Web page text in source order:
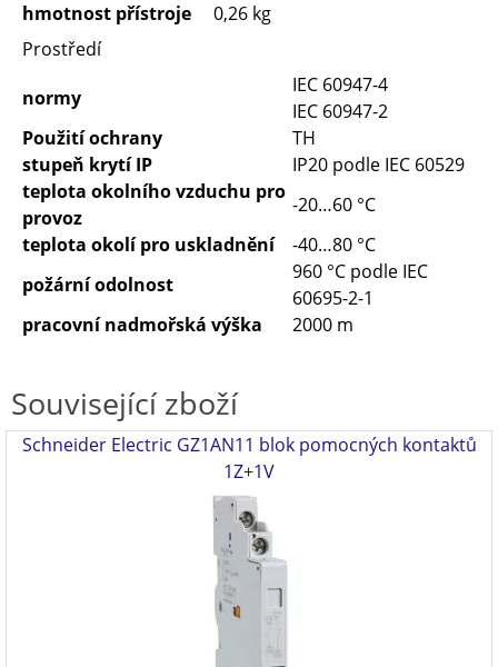
hmotnost přístroje
0,26 kg
Prostředí
normy
IEC 60947-4
IEC 60947-2
Použití ochrany
TH
stupeň krytí IP
IP20 podle IEC 60529
teplota okolního vzduchu pro
provoz
-20…60 °C
teplota okolí pro uskladnění
-40…80 °C
požární odolnost
960 °C podle IEC
60695-2-1
pracovní nadmořská výška
2000 m
Související zboží
Schneider Electric GZ1AN11 blok pomocných kontaktů
1Z+1V